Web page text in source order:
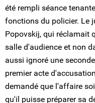
été rempli séance
fonctions du policier. Le
Popovskij, qui réclamait
salle d'audience et non
aussi ignoré une
premier acte
demandé que l'affaire
qu'il puisse préparer sa